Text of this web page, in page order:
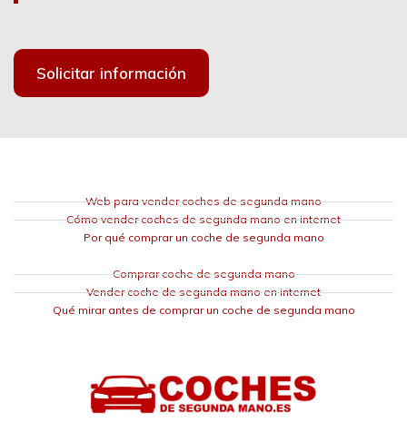
Solicitar información
Web para vender coches de segunda mano
Cómo vender coches de segunda mano en internet
Por qué comprar un coche de segunda mano
Comprar coche de segunda mano
Vender coche de segunda mano en internet
Qué mirar antes de comprar un coche de segunda mano